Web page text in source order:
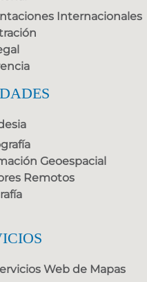
Internacionales
Geoespacial
Remotos
Web de Mapas